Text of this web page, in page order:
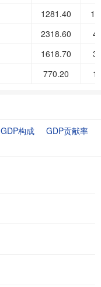
1281.40
2318.60
1618.70
770.20
GDP构成
GDP贡献率